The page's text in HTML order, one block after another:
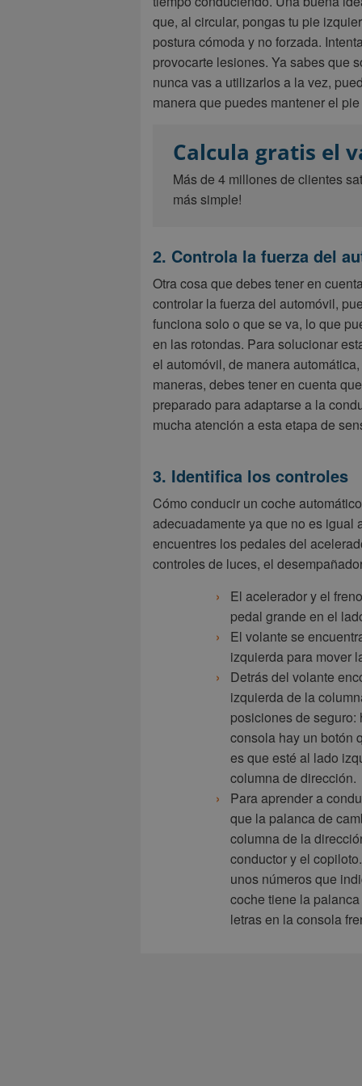
que, al circular, pongas tu pie
postura cómoda y no forzada.
provocarte lesiones. Ya sabes que
nunca vas a utilizarlos a la vez,
manera que puedes mantener el
Calcula gratis el
Más de 4 millones de clientes
más simple!
2. Controla la fuerza del
Otra cosa que debes tener en
controlar la fuerza del automóvil,
funciona solo o que se va, lo que
en las rotondas. Para solucionar
el automóvil, de manera
maneras, debes tener en cuenta
preparado para adaptarse a la
mucha atención a esta etapa de
3. Identifica los controles
Cómo conducir un coche
adecuadamente ya que no es igual
encuentres los pedales del
controles de luces, el
El acelerador y el
pedal grande en el
El volante se
izquierda para mover
Detrás del volante
izquierda de la
posiciones de
consola hay un botón
es que esté al lado
columna de dirección.
Para aprender a
que la palanca de
columna de la
conductor y el copiloto.
unos números que
coche tiene la
letras en la consola